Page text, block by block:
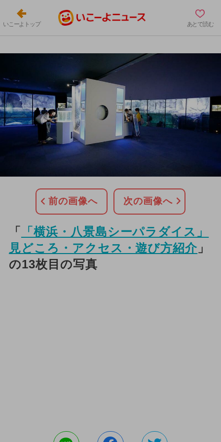
いこーよトップ あとで読む
前の画像へ 次の画像へ
「
「横浜・八景島シーパラダイス」
見どころ・アクセス・遊び方紹介 」
の13枚目の写真